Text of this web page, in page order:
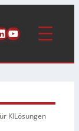
YouTube
KILösungen